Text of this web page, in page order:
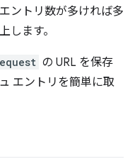
ントリ数が多ければ多
します。
の URL を保存
エントリを簡単に取